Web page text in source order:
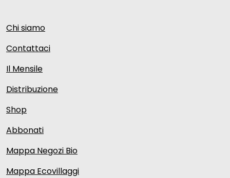
Chi siamo
Contattaci
Il Mensile
Distribuzione
Shop
Abbonati
Mappa Negozi Bio
Mappa Ecovillaggi